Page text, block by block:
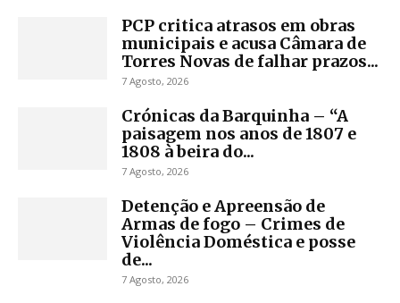
PCP critica atrasos em obras
municipais e acusa Câmara de
Torres Novas de falhar prazos...
7 Agosto, 2026
Crónicas da Barquinha – “A
paisagem nos anos de 1807 e
1808 à beira do...
7 Agosto, 2026
Detenção e Apreensão de
Armas de fogo – Crimes de
Violência Doméstica e posse
de...
7 Agosto, 2026